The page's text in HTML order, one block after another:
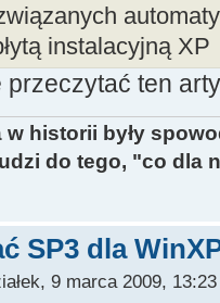
instalacyjną XP
ten
historii były
do tego, "co dla
SP3 dla
9 marca 2009, 13:23